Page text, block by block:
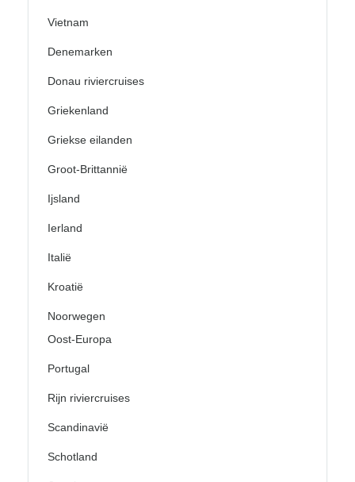
Vietnam
Denemarken
Donau riviercruises
Griekenland
Griekse eilanden
Groot-Brittannië
Ijsland
Ierland
Italië
Kroatië
Noorwegen
Oost-Europa
Portugal
Rijn riviercruises
Scandinavië
Schotland